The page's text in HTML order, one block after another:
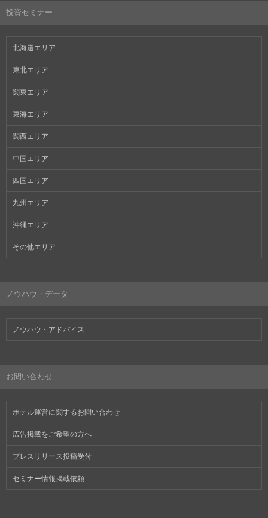
投資セミナー
北海道エリア
東北エリア
関東エリア
東海エリア
関西エリア
中国エリア
四国エリア
九州エリア
沖縄エリア
その他エリア
ノウハウ・データ
ノウハウ・アドバイス
お問い合わせ
ホテル運営に関するお問い合わせ
広告掲載をご希望の方へ
プレスリリース投稿受付
セミナー情報掲載依頼